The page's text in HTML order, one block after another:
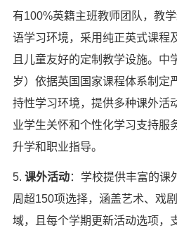
有100%英籍主班教师团队，教
语学习环境，采用纯正英式课程
且儿童友好的定制教学设施。中
岁）依据英国国家课程体系制定
持性学习环境，提供多种课外活
业学生关怀和个性化学习支持服
升学和职业指导。
5. 课外活动：学校提供丰富的课
周超150项选择，涵盖艺术、戏
域，且每个学期更新活动选项，